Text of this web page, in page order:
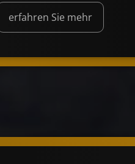
erfahren Sie mehr